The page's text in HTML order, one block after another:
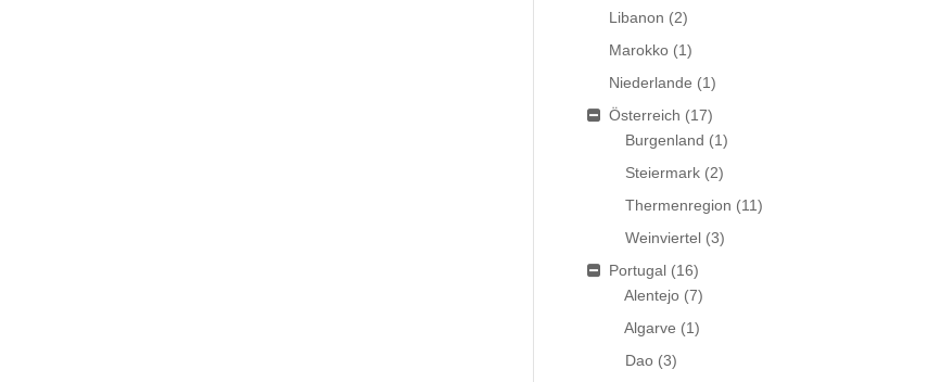
Libanon (2)
Marokko (1)
Niederlande (1)
Österreich (17)
Burgenland (1)
Steiermark (2)
Thermenregion (11)
Weinviertel (3)
Portugal (16)
Alentejo (7)
Algarve (1)
Dao (3)